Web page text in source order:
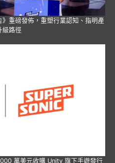
重磅發佈，重塑行業認知、指明產
級路徑
萬美元收購 Unity 旗下手遊發行